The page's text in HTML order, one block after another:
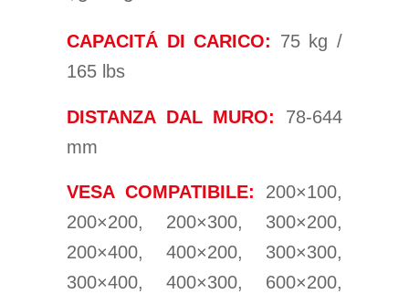
CAPACITÁ DI CARICO: 75 kg /
165 lbs
DISTANZA DAL MURO:
78-644
mm
VESA COMPATIBILE: 200×100,
200×200, 200×300, 300×200,
200×400, 400×200, 300×300,
300×400, 400×300, 600×200,